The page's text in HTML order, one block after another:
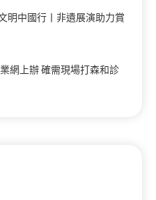
明中國行丨非遺展演助力賞
網上辦 確需現場打森和診